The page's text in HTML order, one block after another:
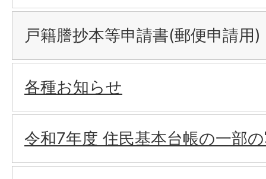
戸籍謄抄本等申請書(郵便申請用)
各種お知らせ
令和7年度 住民基本台帳の一部